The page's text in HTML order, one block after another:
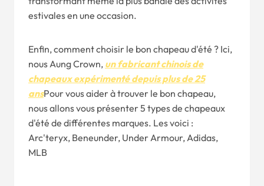
estivales en une occasion.
Enfin, comment choisir le bon chapeau d'été ? Ici,
nous Aung Crown, un fabricant chinois de
chapeaux expérimenté depuis plus de 25
ansPour vous aider à trouver le bon chapeau,
nous allons vous présenter 5 types de chapeaux
d'été de différentes marques. Les voici :
Arc'teryx, Beneunder, Under Armour, Adidas,
MLB